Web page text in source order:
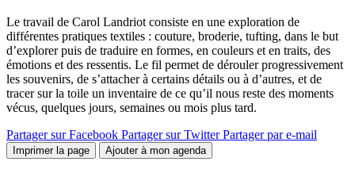
Le travail de Carol Landriot consiste en une exploration de
différentes pratiques textiles : couture, broderie, tufting, dans le but
d’explorer puis de traduire en formes, en couleurs et en traits, des
émotions et des ressentis. Le fil permet de dérouler progressivement
les souvenirs, de s’attacher à certains détails ou à d’autres, et de
tracer sur la toile un inventaire de ce qu’il nous reste des moments
vécus, quelques jours, semaines ou mois plus tard.
Partager sur Facebook Partager sur Twitter Partager par e-mail
Imprimer la page Ajouter à mon agenda